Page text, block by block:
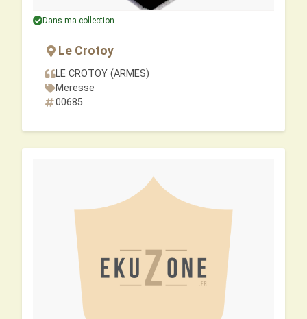
Dans ma collection
Le Crotoy
LE CROTOY (ARMES)
Meresse
00685